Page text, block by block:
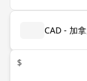
CAD - 加
$